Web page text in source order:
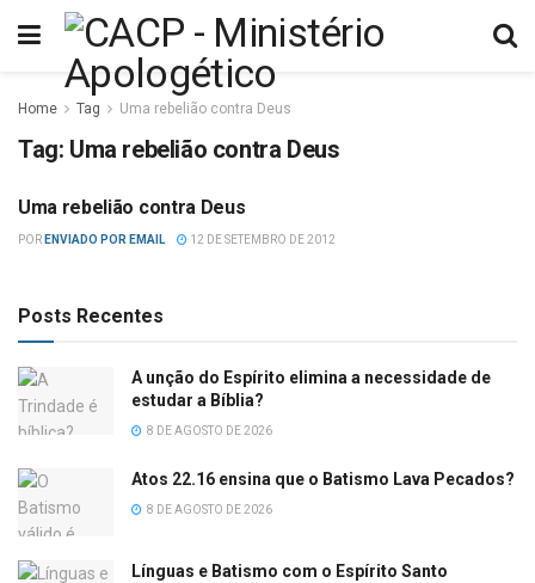
Home Tag Uma rebelião contra Deus
Tag: Uma rebelião contra Deus
DIVERSOS
Uma rebelião contra Deus
POR ENVIADO POR EMAIL 12 DE SETEMBRO DE 2012
Posts Recentes
A unção do Espírito elimina a necessidade de
estudar a Bíblia?
8 DE AGOSTO DE 2026
Atos 22.16 ensina que o Batismo Lava Pecados?
8 DE AGOSTO DE 2026
Línguas e Batismo com o Espírito Santo